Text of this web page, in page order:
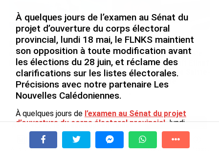
Rapport 2025 de l’Ifremer :
un engagement décisif dans
les Outre-mer
le 07/08/2026
De Messi à Trump :
l’expérience internationale
du Martiniquais Benoît Etinof
au service du Karibea Sainte-
Luce en Martinique
le 07/08/2026
Avec VEENI, le Guadeloupéen Yanis
Foy entend participer au
développement tourist...
À la une Tv Radio A Propos
À quelques jours de l’examen au Sénat du
projet d’ouverture du corps électoral
provincial, lundi 18 mai, le FLNKS maintient
son opposition à toute modification avant
les élections du 28 juin, et réclame des
clarifications sur les listes électorales.
Précisions avec notre partenaire Les
Nouvelles Calédoniennes.
À quelques jours de l’examen au Sénat du projet
d’ouverture du corps électoral provincial, lundi
18 mai, le FLNKS maintient son opposition à toute
modification avant les élections du 28 juin, et réclame
des clarifications sur les listes électorales.